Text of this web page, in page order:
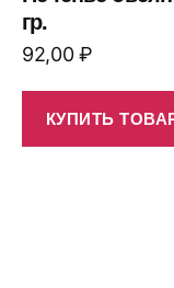
гр.
92,00₽
КУПИТЬ